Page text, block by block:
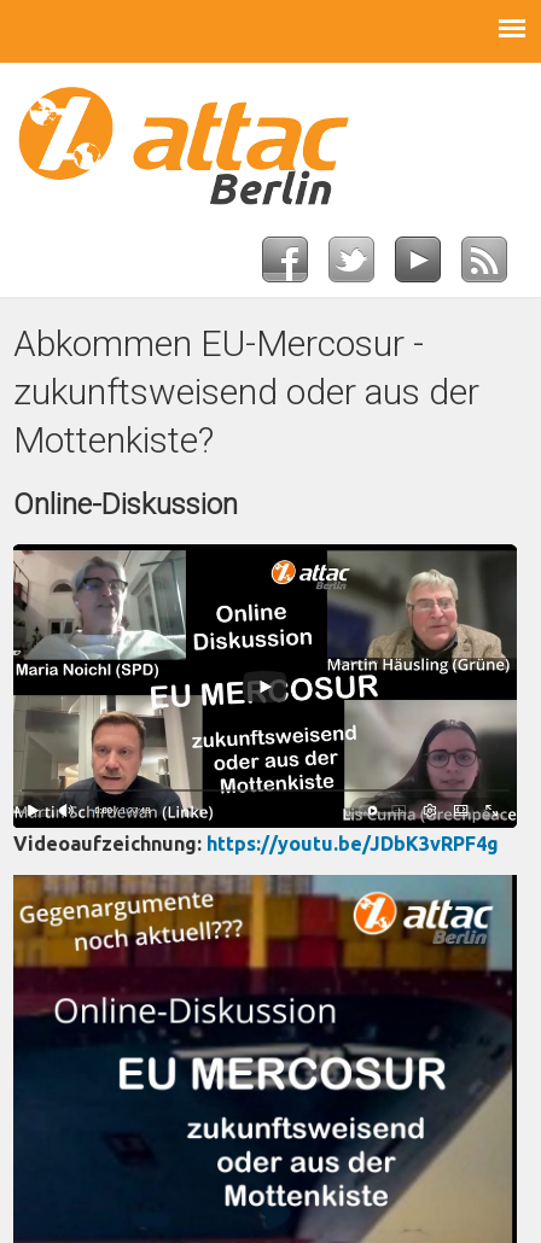
Abkommen EU-Mercosur -
zukunftsweisend oder aus der
Mottenkiste?
Online-Diskussion
Videoaufzeichnung: https://youtu.be/JDbK3vRPF4g